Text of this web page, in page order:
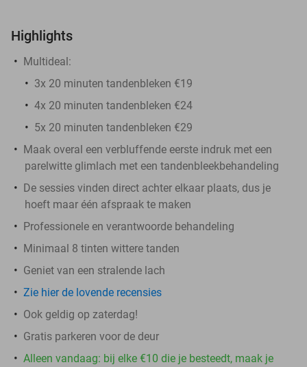
Highlights
Multideal:
3x 20 minuten tandenbleken €19
4x 20 minuten tandenbleken €24
5x 20 minuten tandenbleken €29
Maak overal een verbluffende eerste indruk met een
parelwitte glimlach met een tandenbleekbehandeling
De sessies vinden direct achter elkaar plaats, dus je
hoeft maar één afspraak te maken
Professionele en verantwoorde behandeling
Minimaal 8 tinten wittere tanden
Geniet van een stralende lach
Zie hier de lovende recensies
Ook geldig op zaterdag!
Gratis parkeren voor de deur
Alleen vandaag: bij elke €10 die je besteedt, maak je